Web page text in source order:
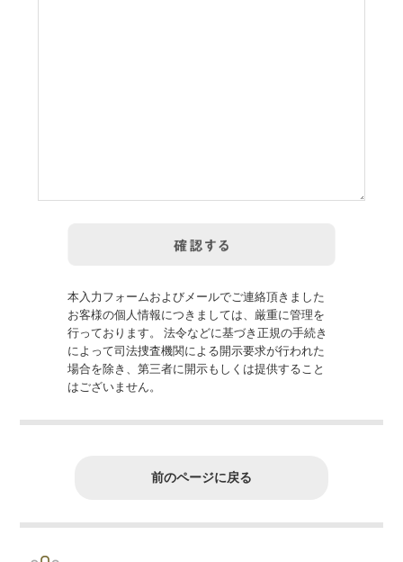
本入力フォームおよびメールでご連絡頂きました
お客様の個人情報につきましては、厳重に管理を
行っております。 法令などに基づき正規の手続き
によって司法捜査機関による開示要求が行われた
場合を除き、第三者に開示もしくは提供すること
はございません。
前のページに戻る